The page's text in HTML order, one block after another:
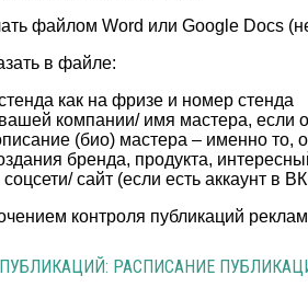
файлом Word или Google Docs
в файле:
как на фризе и номер стенда
компании/ имя мастера, если
(био) мастера – именно то,
бренда, продукта,
сайт (если есть аккаунт в
контроля публикаций
РАСПИСАНИЕ